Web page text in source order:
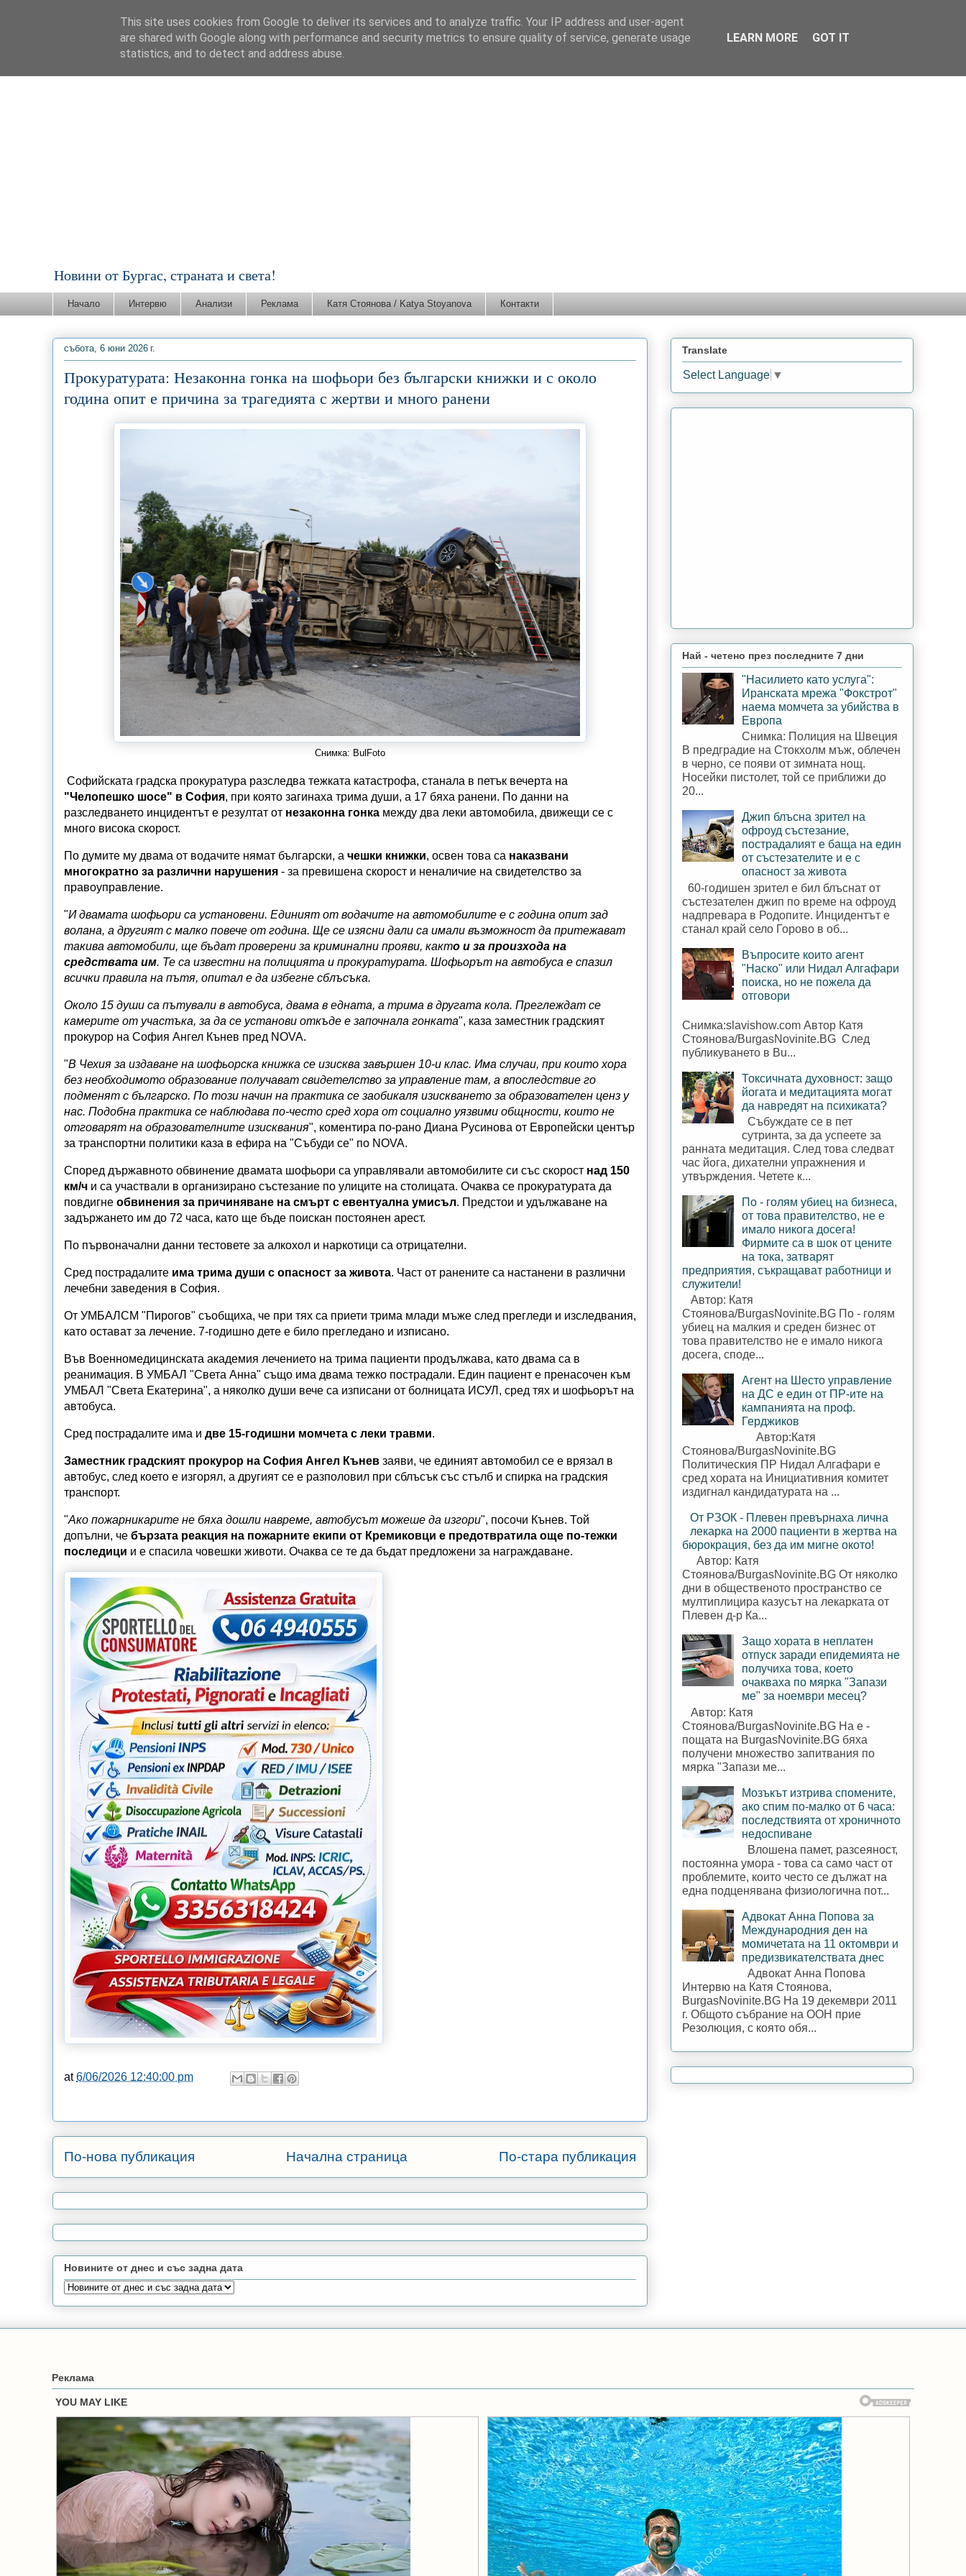
Новини от Бургас, страната и света!
Начало Интервю Анализи Реклама Катя Стоянова / Katya Stoyanova Контакти
събота, 6 юни 2026 г.
Прокуратурата: Незаконна гонка на шофьори без български книжки и с около
година опит е причина за трагедията с жертви и много ранени
Снимка: BulFoto
Софийската градска прокуратура разследва тежката катастрофа, станала в петък вечерта на
"Челопешко шосе" в София, при която загинаха трима души, а 17 бяха ранени. По данни на
разследването инцидентът е резултат от незаконна гонка между два леки автомобила, движещи се с
много висока скорост.
По думите му двама от водачите нямат български, а чешки книжки, освен това са наказвани
многократно за различни нарушения - за превишена скорост и неналичие на свидетелство за
правоуправление.
"И двамата шофьори са установени. Единият от водачите на автомобилите е с година опит зад
волана, а другият с малко повече от година. Ще се изясни дали са имали възможност да притежават
такива автомобили, ще бъдат проверени за криминални прояви, както и за произхода на
средствата им. Те са известни на полицията и прокуратурата. Шофьорът на автобуса е спазил
всички правила на пътя, опитал е да избегне сблъсъка.
Около 15 души са пътували в автобуса, двама в едната, а трима в другата кола. Преглеждат се
камерите от участъка, за да се установи откъде е започнала гонката", каза заместник градският
прокурор на София Ангел Кънев пред NOVA.
"В Чехия за издаване на шофьорска книжка се изисква завършен 10-и клас. Има случаи, при които хора
без необходимото образование получават свидетелство за управление там, а впоследствие го
подменят с българско. По този начин на практика се заобикаля изискването за образователен ценз у
нас. Подобна практика се наблюдава по-често сред хора от социално уязвими общности, които не
отговарят на образователните изисквания", коментира по-рано Диана Русинова от Европейски център
за транспортни политики каза в ефира на "Събуди се" по NOVA.
Според държавното обвинение двамата шофьори са управлявали автомобилите си със скорост над 150
км/ч и са участвали в организирано състезание по улиците на столицата. Очаква се прокуратурата да
повдигне обвинения за причиняване на смърт с евентуална умисъл. Предстои и удължаване на
задържането им до 72 часа, като ще бъде поискан постоянен арест.
По първоначални данни тестовете за алкохол и наркотици са отрицателни.
Сред пострадалите има трима души с опасност за живота. Част от ранените са настанени в различни
лечебни заведения в София.
От УМБАЛСМ "Пирогов" съобщиха, че при тях са приети трима млади мъже след прегледи и изследвания,
като остават за лечение. 7-годишно дете е било прегледано и изписано.
Във Военномедицинската академия лечението на трима пациенти продължава, като двама са в
реанимация. В УМБАЛ "Света Анна" също има двама тежко пострадали. Един пациент е пренасочен към
УМБАЛ "Света Екатерина", а няколко души вече са изписани от болницата ИСУЛ, сред тях и шофьорът на
автобуса.
Сред пострадалите има и две 15-годишни момчета с леки травми.
Заместник градският прокурор на София Ангел Кънев заяви, че единият автомобил се е врязал в
автобус, след което е изгорял, а другият се е разполовил при сблъсък със стълб и спирка на градския
транспорт.
"Ако пожарникарите не бяха дошли навреме, автобусът можеше да изгори", посочи Кънев. Той
допълни, че бързата реакция на пожарните екипи от Кремиковци е предотвратила още по-тежки
последици и е спасила човешки животи. Очаква се те да бъдат предложени за награждаване.
at6/06/2026 12:40:00 pm
По-нова публикация По-стара публикация
Начална страница
Новините от днес и със задна дата
Translate
Select Language ▼
Най - четено през последните 7 дни
"Насилието като услуга":
Иранската мрежа "Фокстрот"
наема момчета за убийства в
Европа
Снимка: Полиция на Швеция
В предградие на Стокхолм мъж, облечен
в черно, се появи от зимната нощ.
Носейки пистолет, той се приближи до
20...
Джип блъсна зрител на
офроуд състезание,
пострадалият е баща на един
от състезателите и е с
опасност за живота
60-годишен зрител е бил блъснат от
състезателен джип по време на офроуд
надпревара в Родопите. Инцидентът е
станал край село Горово в об...
Въпросите които агент
"Наско" или Нидал Алгафари
поиска, но не пожела да
отговори
Снимка:slavishow.com Автор Катя
Стоянова/BurgasNovinite.BG След
публикуването в Bu...
Токсичната духовност: защо
йогата и медитацията могат
да навредят на психиката?
Събуждате се в пет
сутринта, за да успеете за
ранната медитация. След това следват
час йога, дихателни упражнения и
утвърждения. Четете к...
По - голям убиец на бизнеса,
от това правителство, не е
имало никога досега!
Фирмите са в шок от цените
на тока, затварят
предприятия, съкращават работници и
служители!
Автор: Катя
Стоянова/BurgasNovinite.BG По - голям
убиец на малкия и среден бизнес от
това правителство не е имало никога
досега, споде...
Агент на Шесто управление
на ДС е един от ПР-ите на
кампанията на проф.
Герджиков
Автор:Катя
Стоянова/BurgasNovinite.BG
Политическия ПР Нидал Алгафари е
сред хората на Инициативния комитет
издигнал кандидатурата на ...
От РЗОК - Плевен превърнаха лична
лекарка на 2000 пациенти в жертва на
бюрокрация, без да им мигне окото!
Автор: Катя
Стоянова/BurgasNovinite.BG От няколко
дни в общественото пространство се
мултиплицира казусът на лекарката от
Плевен д-р Ка...
Защо хората в неплатен
отпуск заради епидемията не
получиха това, което
очакваха по мярка "Запази
ме" за ноември месец?
Автор: Катя
Стоянова/BurgasNovinite.BG На е -
пощата на BurgasNovinite.BG бяха
получени множество запитвания по
мярка "Запази ме...
Мозъкът изтрива спомените,
ако спим по-малко от 6 часа:
последствията от хроничното
недоспиване
Влошена памет, разсеяност,
постоянна умора - това са само част от
проблемите, които често се дължат на
една подценявана физиологична пот...
Адвокат Анна Попова за
Международния ден на
момичетата на 11 октомври и
предизвикателствата днес
Адвокат Анна Попова
Интервю на Катя Стоянова,
BurgasNovinite.BG На 19 декември 2011
г. Общото събрание на ООН прие
Резолюция, с която обя...
Реклама
This site uses cookies from Google to deliver its services and to analyze traffic. Your IP address and user-agent
are shared with Google along with performance and security metrics to ensure quality of service, generate usage
statistics, and to detect and address abuse.
LEARN MORE GOT IT